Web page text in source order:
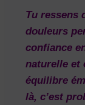
Tu ressens
douleurs
confiance
naturelle et
équilibre
là, c’est